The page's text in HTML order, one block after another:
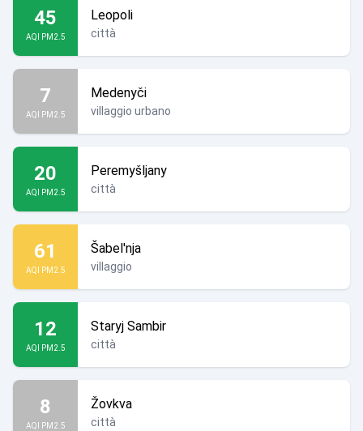
45
AQI PM2.5
Leopoli
città
7
AQI PM2.5
Medenyči
villaggio urbano
20
AQI PM2.5
Peremyšljany
città
61
AQI PM2.5
Šabel'nja
villaggio
12
AQI PM2.5
Staryj Sambir
città
8
AQI PM2.5
Žovkva
città